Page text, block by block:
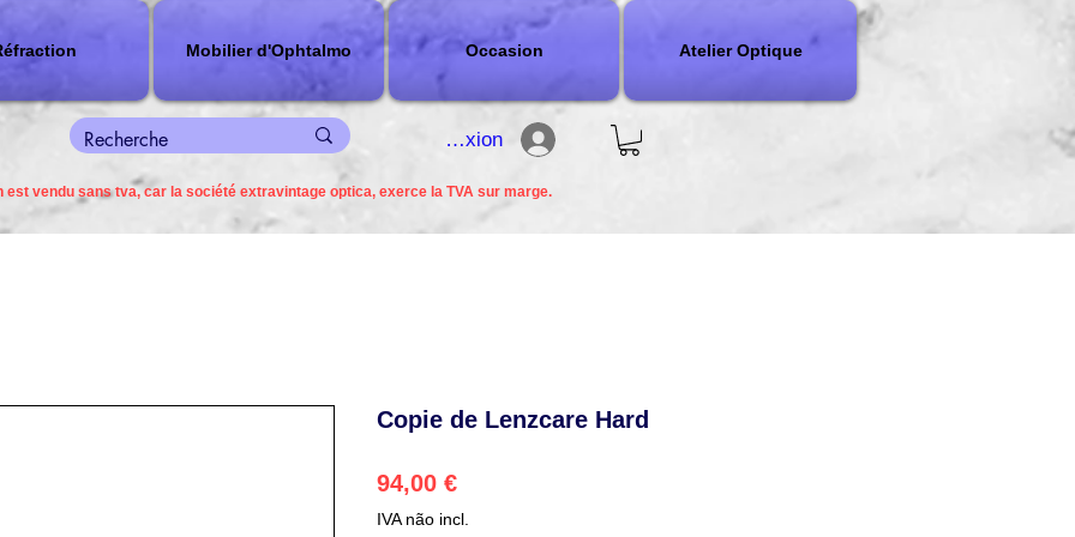
Mobilier d'Ophtalmo Occasion Atelier Optique
connexion
est vendu sans tva, car la société extravintage optica, exerce la TVA sur marge.
Copie de Lenzcare Hard
94,00 €Preço
IVA não incl.